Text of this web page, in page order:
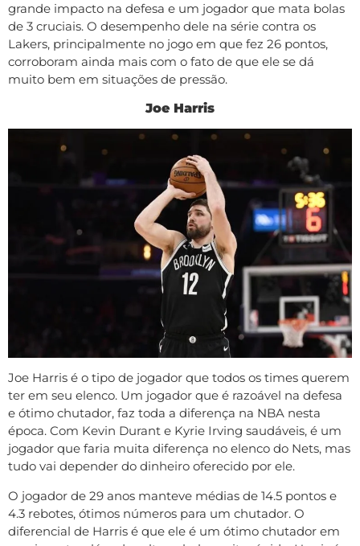
grande impacto na defesa e um jogador que mata bolas
de 3 cruciais. O desempenho dele na série contra os
Lakers, principalmente no jogo em que fez 26 pontos,
corroboram ainda mais com o fato de que ele se dá
muito bem em situações de pressão.
Joe Harris
Joe Harris é o tipo de jogador que todos os times querem
ter em seu elenco. Um jogador que é razoável na defesa
e ótimo chutador, faz toda a diferença na NBA nesta
época. Com Kevin Durant e Kyrie Irving saudáveis, é um
jogador que faria muita diferença no elenco do Nets, mas
tudo vai depender do dinheiro oferecido por ele.
O jogador de 29 anos manteve médias de 14.5 pontos e
4.3 rebotes, ótimos números para um chutador. O
diferencial de Harris é que ele é um ótimo chutador em